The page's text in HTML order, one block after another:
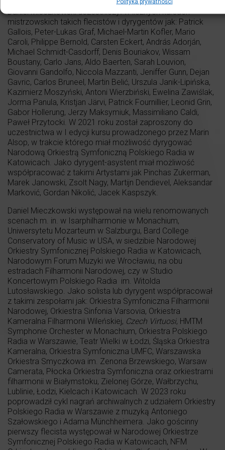
Daniel Mieczkowski uczestniczył w licznych kursach
mistrzowskich takich flecistów i dyrygentów jak: Patrick
Gallois, Peter-Lukas Graf, Michael-Martin Kofler, Mario
Caroli, Philippe Bernold, Carsten Eckert, András Adorján,
Michael Schmidt-Casdorff, Denis Bouriakov, Wissam
Boustany, Carlo Jans, Aldo Baerten, Sarah Louvion,
Giovanni Gandolfo, Niccola Mazzanti, Jeniffer Gunn, Dejan
Gavric, Carlos Bruneel, Martin Belić, Urszula Janik-Lipińska,
Kazimierz Moszyński, Antoni Wierzbiński, Ewelina Zawiślak,
Jorma Panula, Kristjan Järvi, Patrick Fournillier, Leonid Grin,
Gabor Hollerung, Jerzy Maksymiuk, Massimiliano Caldi,
Paweł Przytocki. W 2021 roku został zaproszony do
uczestnictwa w I edycji kursu prowadzonego przez Marin
Alsop, w trakcie którego miał możliwość dyrygować
Narodową Orkiestrą Symfoniczną Polskiego Radia w
Katowicach. Jako dyrygent-asystent miał możliwość
współpracować z takimi Artystami jak Pinchas Zukerman,
Marek Janowski, Zsolt Nagy, Martijn Dendievel, Aleksandar
Marković, Gordan Nikolić, Jacek Kaspszyk.
Daniel Mieczkowski występował na wielu renomowanych
scenach m. in. w Isarphilharmonie w Monachium,
Uniwersytetu Mozarteum w Salzburgu, Bard College
Conservatory of Music w USA, w siedzibie Narodowej
Orkiestry Symfonicznej Polskiego Radia w Katowicach,
Narodowym Forum Muzyki we Wrocławiu, na obu
estradach Filharmonii Narodowej, czy w Studio
Koncertowym Polskiego Radia im. Witolda
Lutosławskiego. Jako solista lub dyrygent współpracował
z takimi zespołami jak: Orkiestra Symfoniczna Filharmonii
Narodowej, Orkiestra Sinfonia Varsovia, Orkiestra
Kameralna Filharmonii Wileńskiej, Czech Virtuosi, HMTM
Symphonie Orchester w Monachium, Orkiestra Polskiego
Radia w Warszawie, Teatr Wielki w Łodzi, Śląska Orkiestra
Kameralna, Orkiestra Symfoniczna UMFC, Warszawska
Orkiestra Smyczkowa im. Zenona Brzewskiego, Warsaw
Camerata, Płocka Orkiestra Symfoniczna oraz orkiestrami
filharmonii w Białymstoku, Zielonej Górze, Wałbrzychu,
Lublinie, Łodzi, Kielcach i Katowicach. W 2023 roku
poprowadził cykl nagrań archiwalnych z udziałem Orkiestry
Polskiego Radia w Warszawie z muzyką Antoniego
Szałowskiego i Adama Münchheimera. Jako gościnny
pierwszy flecista występował w Narodowej Orkiestrze
Symfonicznej Polskiego Radia w Katowicach, NFM